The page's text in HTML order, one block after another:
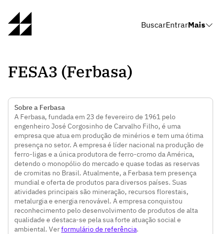
BuscarEntrarMais
FESA3 (Ferbasa)
Sobre a Ferbasa
A Ferbasa, fundada em 23 de fevereiro de 1961 pelo
engenheiro José Corgosinho de Carvalho Filho, é uma
empresa que atua em produção de minérios e tem uma ótima
presença no setor. A empresa é líder nacional na produção de
ferro-ligas e a única produtora de ferro-cromo da América,
detendo o monopólio do mercado e quase todas as reservas
de cromitas no Brasil. Atualmente, a Ferbasa tem presença
mundial e oferta de produtos para diversos países. Suas
atividades principais são mineração, recursos florestais,
metalurgia e energia renovável. A empresa conquistou
reconhecimento pelo desenvolvimento de produtos de alta
qualidade e destaca-se pela sua forte atuação social e
ambiental. Verformulário de referência.